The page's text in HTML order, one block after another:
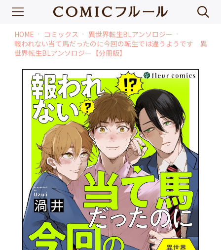
HOME chevron_right コミックス chevron_right 異世界転生BLアンソロジー chevron_right
報われない当て馬だったのに今回の転生では違うようです 異
世界転生BLアンソロジー【分冊版】